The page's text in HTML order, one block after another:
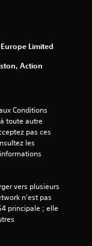
i
l
s
s
r
5
Limited
Action
Conditions
toute autre
pas ces
les
vers plusieurs
n'est pas
principale ; elle